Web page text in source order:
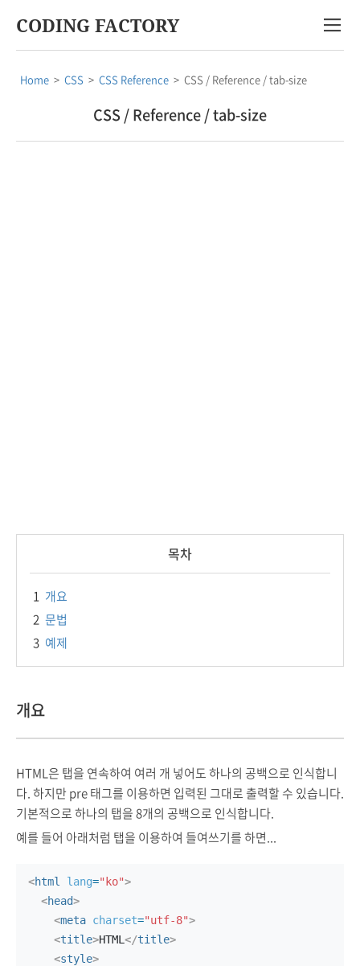
CODING FACTORY
Home > CSS > CSS Reference > CSS / Reference / tab-size
CSS / Reference / tab-size
목차
1 개요
2 문법
3 예제
개요
HTML은 탭을 연속하여 여러 개 넣어도 하나의 공백으로 인식합니
다. 하지만 pre 태그를 이용하면 입력된 그대로 출력할 수 있습니다.
기본적으로 하나의 탭을 8개의 공백으로 인식합니다.
예를 들어 아래처럼 탭을 이용하여 들여쓰기를 하면...
<html lang="ko">
<head>
<meta charset="utf-8">
<title>HTML </title>
<style>